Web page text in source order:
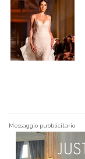
Messaggio pubblicitario